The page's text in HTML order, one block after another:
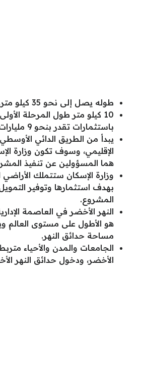
طوله يصل إلى نحو 35 كيلو متر.
10 كيلو متر طول المرحلة
باستثمارات تقدر بنحو 9 مليارات جنيه،
يبدأ من الطريق الدائي
الإقليمي، وسوف تكون وزارة
هما المسؤولين عن تنفيذ
وزارة الإسكان ستتملك الأراضي
بهدف استثمارها وتوفير التمويل
المشروع.
النهر الأخضر في العاصمة
مساحة حدائق النهر.
الجامعات والمدن والأحياء
الأخضر، ودخول حدائق النهر